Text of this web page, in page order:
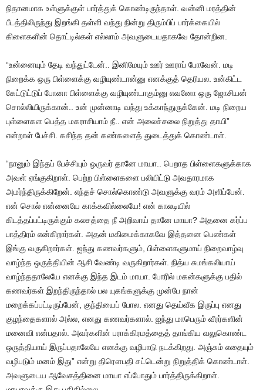
நிதானமாக உள்ளுக்குள் பார்த்துக் கொண்டிருந்தாள். வன்னி மரத்தின்
பீடத்திலிருந்து இறங்கி தள்ளி வந்து நின்று திரும்பிப் பார்க்கையில்
கிளைகளின் தொட்டில்கள் எல்லாம் அவளுடையதாகவே தோன்றின.
“உன்னையும் தேடி வந்துட்டேன்.. இனிமேயும் ஊர் ஊராப் போவேன். மடி
நிறைக்க ஒரு பிள்ளைக்கு வழியுண்டான்னு எனக்குத் தெரியல. உன்கிட்ட
கேட்டுட்டுப் போனா பிள்ளைக்கு வழியுண்டாகும்னு எவனோ ஒரு ஜோசியன்
சொல்லியிருக்கான்.. உன் முன்னாடி வந்து உக்காந்துருக்கேன். மடி நிறைய
புள்ளைகள பெத்த மகராசியாம் நீ.. என் அலைச்சலை நிறுத்து தாயி”
என்றாள் பேச்சி. கசிந்த தன் கண்களைத் துடைத்துக் கொண்டாள்.
“நானும் இந்தப் பேச்சியும் ஒருவர் தானே மாயா.. பெறாத பிள்ளைகளுக்காக
அவள் ஏங்குகிறாள். பெற்ற பிள்ளைகளை பலியிட்டு அவதாரமாக
அமர்ந்திருக்கிறேன். எந்தச் சொல்கொண்டு அவளுக்கு வரம் அளிப்பேன்.
என் சொல் என்னையே காக்கவில்லையே! என் காலடியில்
கிடத்தப்பட்டிருக்கும் கலசத்தை நீ அறிவாய் தானே மாயா? அதனை கர்ப்ப
பாத்திரம் என்கிறார்கள். அதன் மகிமைக்காகவே இத்தனை பெண்கள்
இங்கு வருகிறார்கள். ஐந்து கணவர்களும், பிள்ளைகளுமாய் நிறைவாழ்வு
வாழ்ந்த ஒருத்தியின் ஆசி வேண்டி வருகிறார்கள். நித்ய சுமங்கலியாய்
வாழ்ந்ததாலேயே எனக்கு இந்த இடம் மாயா. போரில் மகன்களுக்கு பதில்
கணவர்கள் இறந்திருந்தால் பல யுகங்களுக்கு முன்பே நான்
மறைக்கப்பட்டிருப்பேன், குந்தியைப் போல. எனது தெய்வீக இருப்பு எனது
குழந்தைகளால் அல்ல, எனது கணவர்களால். ஐந்து மாபெரும் வீரர்களின்
மனைவி என்பதால். அவர்களின் பராக்கிரமத்தைத் தாங்கிய வலுகொண்ட
ஒருத்தியாய் இருப்பதாலேயே எனக்கு வழிபாடு நடக்கிறது. அஞ்சும் எதையும்
வழிபடும் மனம் இது” என்று திரௌபதி சட்டென்று நிறுத்திக் கொண்டாள்.
அவளுடைய ஆவேசத்தினை மாயா எப்போதும் பார்த்திருக்கிறாள்.